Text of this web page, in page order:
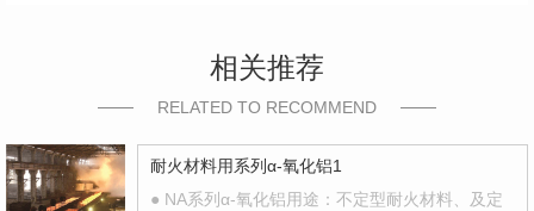
相关推荐
RELATED TO RECOMMEND
耐火材料用系列α-氧化铝1
● NA系列α-氧化铝用途：不定型耐火材料、及定